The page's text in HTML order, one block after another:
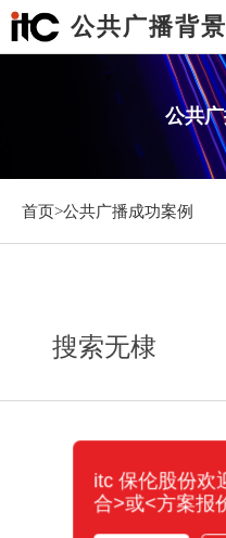
公共广播背
公共
首页>公共广播成功案例
搜索无棣
itc 保伦股份欢
合>或<方案报